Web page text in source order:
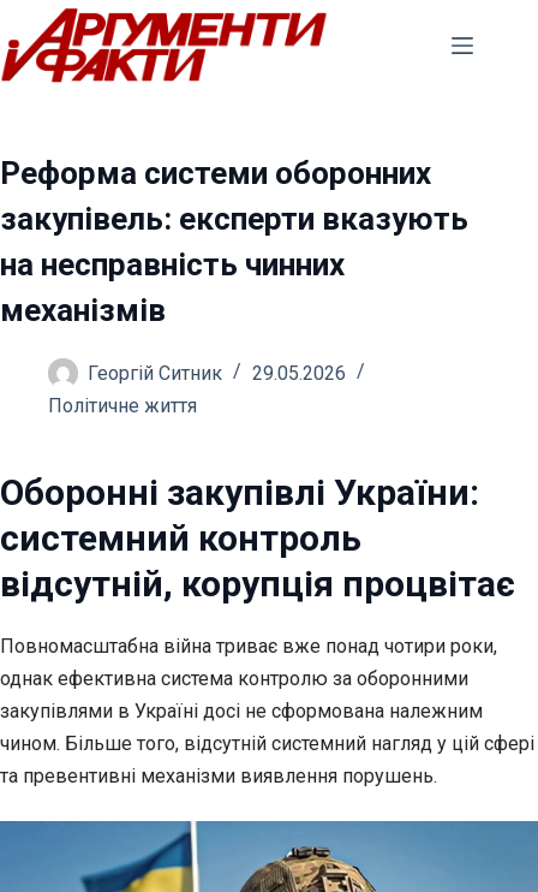
Перейти
до
вмісту
Реформа системи оборонних
закупівель: експерти вказують
на несправність чинних
механізмів
Георгій Ситник
29.05.2026
Політичне життя
Оборонні закупівлі України:
системний контроль
відсутній, корупція процвітає
Повномасштабна війна триває вже понад чотири роки,
однак ефективна система контролю за оборонними
закупівлями в Україні досі не сформована належним
чином. Більше того, відсутній системний нагляд у цій сфері
та превентивні механізми виявлення порушень.